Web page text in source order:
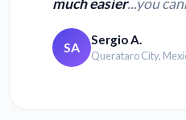
Converter MP4 em
texto
much easier...you
SA Sergio A.
Querataro City,